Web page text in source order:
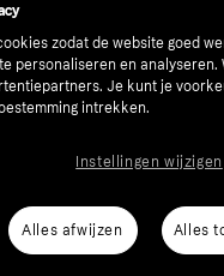
zodat de website goed
personaliseren en analyseren.
Je kunt je
intrekken.
Alles afwijzen Alles
Instellingen wijzigen